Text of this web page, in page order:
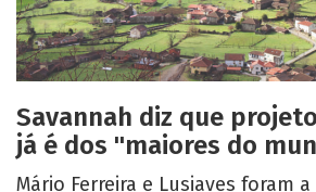
Savannah diz que
já é dos "maiores do
Mário Ferreira e Lusiaves foram